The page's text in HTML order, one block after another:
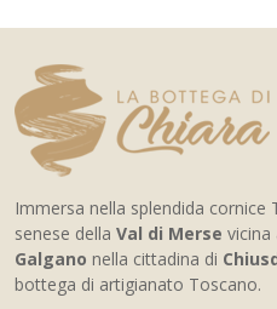
Immersa nella splendida cornice
senese della Val di Merse vicina
Galgano nella cittadina di
bottega di artigianato Toscano.